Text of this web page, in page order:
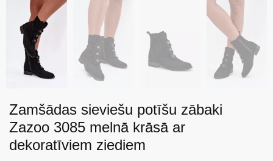
Zamšādas sieviešu potīšu zābaki
Zazoo 3085 melnā krāsā ar
dekoratīviem ziediem